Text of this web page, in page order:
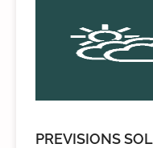
PREVISIONS